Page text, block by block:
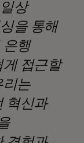
상
을 통해
은행
접근할
리는
혁신과